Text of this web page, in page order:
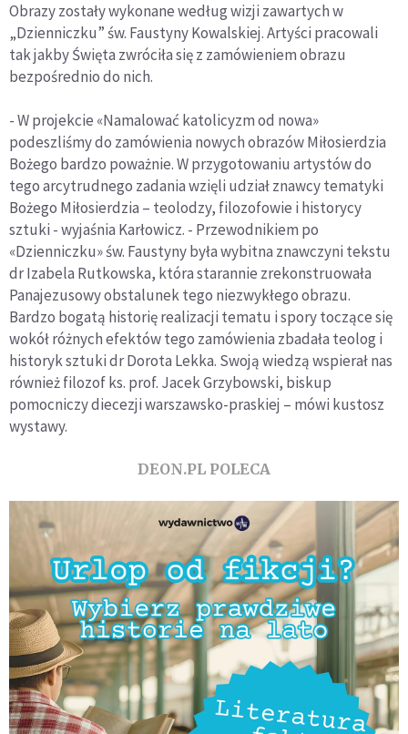
Obrazy zostały wykonane według wizji zawartych w
„Dzienniczku” św. Faustyny Kowalskiej. Artyści pracowali
tak jakby Święta zwróciła się z zamówieniem obrazu
bezpośrednio do nich.
- W projekcie «Namalować katolicyzm od nowa»
podeszliśmy do zamówienia nowych obrazów Miłosierdzia
Bożego bardzo poważnie. W przygotowaniu artystów do
tego arcytrudnego zadania wzięli udział znawcy tematyki
Bożego Miłosierdzia – teolodzy, filozofowie i historycy
sztuki - wyjaśnia Karłowicz. - Przewodnikiem po
«Dzienniczku» św. Faustyny była wybitna znawczyni tekstu
dr Izabela Rutkowska, która starannie zrekonstruowała
Panajezusowy obstalunek tego niezwykłego obrazu.
Bardzo bogatą historię realizacji tematu i spory toczące się
wokół różnych efektów tego zamówienia zbadała teolog i
historyk sztuki dr Dorota Lekka. Swoją wiedzą wspierał nas
również filozof ks. prof. Jacek Grzybowski, biskup
pomocniczy diecezji warszawsko-praskiej – mówi kustosz
wystawy.
DEON.PL POLECA